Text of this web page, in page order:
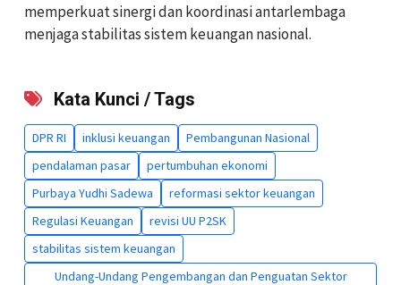
memperkuat sinergi dan koordinasi antarlembaga
menjaga stabilitas sistem keuangan nasional.
Kata Kunci / Tags
DPR RI inklusi keuangan
Pembangunan Nasional
pendalaman pasar
pertumbuhan ekonomi
Purbaya Yudhi Sadewa
reformasi sektor keuangan
Regulasi Keuangan
revisi UU P2SK
stabilitas sistem keuangan
Undang-Undang Pengembangan dan Penguatan Sektor